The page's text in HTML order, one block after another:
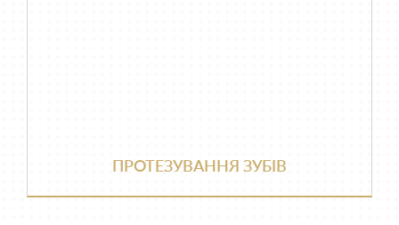
ПРОТЕЗУВАННЯ ЗУБІВ